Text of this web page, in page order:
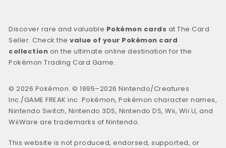
Discover rare and valuable Pokémon cards at The Card
Seller. Check thevalue of your Pokémon card
collection on the ultimate online destination for the
Pokémon Trading Card Game.
© 2026 Pokémon. © 1995–2026 Nintendo/Creatures
Inc./GAME FREAK inc. Pokémon, Pokémon character names,
Nintendo Switch, Nintendo 3DS, Nintendo DS, Wii, Wii U, and
WiiWare are trademarks of Nintendo.
This website is not produced, endorsed, supported, or